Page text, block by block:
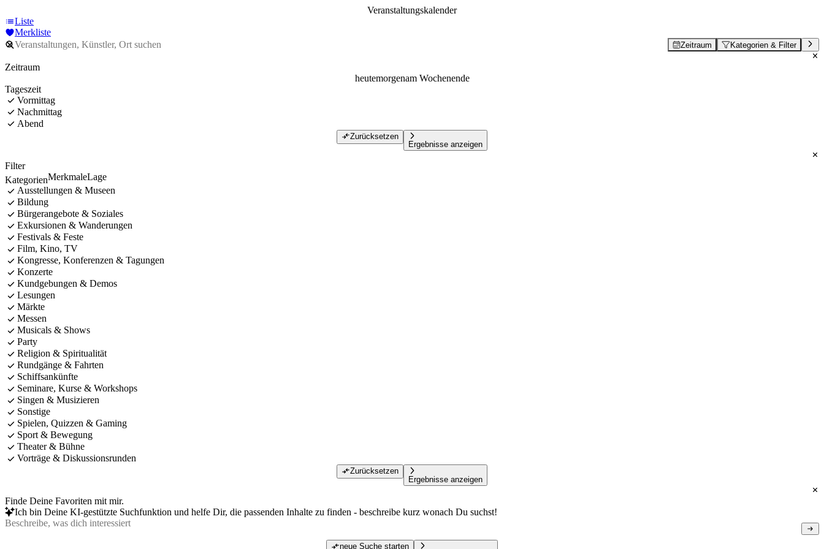
Veranstaltungskalender
Liste
Merkliste
Zeitraum Kategorien & Filter
Zeitraum
heutemorgenam Wochenende
Tageszeit
Vormittag
Nachmittag
Abend
Zurücksetzen
Ergebnisse anzeigen
Filter
KategorienMerkmaleLage
Ausstellungen & Museen
Bildung
Bürgerangebote & Soziales
Exkursionen & Wanderungen
Festivals & Feste
Film, Kino, TV
Kongresse, Konferenzen & Tagungen
Konzerte
Kundgebungen & Demos
Lesungen
Märkte
Messen
Musicals & Shows
Party
Religion & Spiritualität
Rundgänge & Fahrten
Schiffsankünfte
Seminare, Kurse & Workshops
Singen & Musizieren
Sonstige
Spielen, Quizzen & Gaming
Sport & Bewegung
Theater & Bühne
Vorträge & Diskussionsrunden
Zurücksetzen
Ergebnisse anzeigen
Finde Deine Favoriten mit mir.
Ich bin Deine KI-gestützte Suchfunktion und helfe Dir, die passenden Inhalte zu finden - beschreibe kurz wonach Du suchst!
neue Suche starten